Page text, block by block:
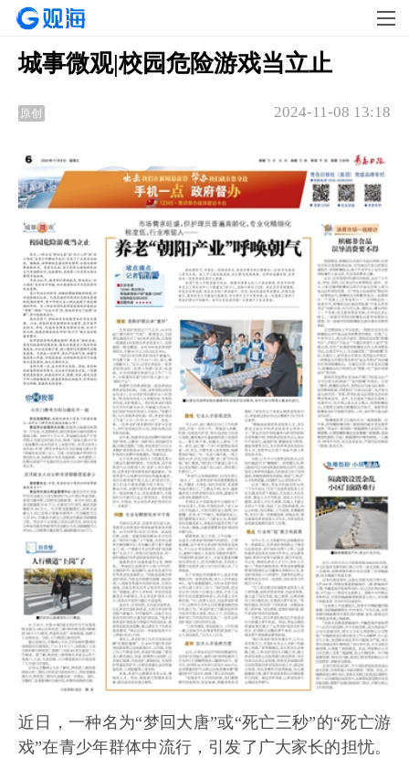
城事微观|校园危险游戏当立止
原创 2024-11-08 13:18
近日，一种名为“梦回大唐”或“死亡三秒”的“死亡游
戏”在青少年群体中流行，引发了广大家长的担忧。